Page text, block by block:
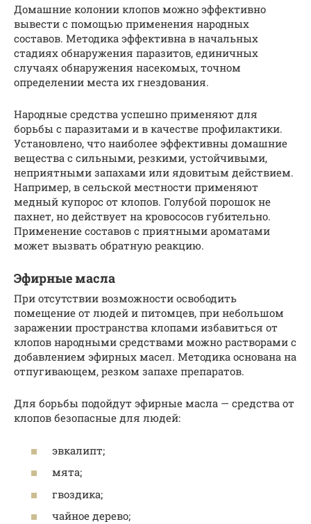
Домашние колонии клопов можно эффективно
вывести с помощью применения народных
составов. Методика эффективна в начальных
стадиях обнаружения паразитов, единичных
случаях обнаружения насекомых, точном
определении места их гнездования.
Народные средства успешно применяют для
борьбы с паразитами и в качестве профилактики.
Установлено, что наиболее эффективны домашние
вещества с сильными, резкими, устойчивыми,
неприятными запахами или ядовитым действием.
Например, в сельской местности применяют
медный купорос от клопов. Голубой порошок не
пахнет, но действует на кровососов губительно.
Применение составов с приятными ароматами
может вызвать обратную реакцию.
Эфирные масла
При отсутствии возможности освободить
помещение от людей и питомцев, при небольшом
заражении пространства клопами избавиться от
клопов народными средствами можно растворами с
добавлением эфирных масел. Методика основана на
отпугивающем, резком запахе препаратов.
Для борьбы подойдут эфирные масла — средства от
клопов безопасные для людей:
эвкалипт;
мята;
гвоздика;
чайное дерево;